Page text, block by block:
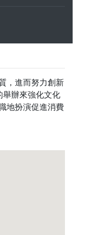
，進而努力創新
舉辦來強化文化
地扮演促進消費